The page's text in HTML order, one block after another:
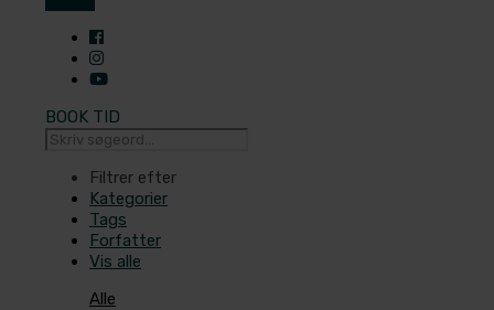
BOOK TID
Filtrer efter
Kategorier
Tags
Forfatter
Vis alle
Alle